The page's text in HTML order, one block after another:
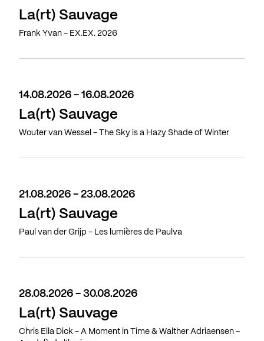
La(rt) Sauvage
Frank Yvan - EX.EX. 2026
14.08.2026 - 16.08.2026
La(rt) Sauvage
Wouter van Wessel - The Sky is a Hazy Shade of Winter
21.08.2026 - 23.08.2026
La(rt) Sauvage
Paul van der Grijp - Les lumières de Paulva
28.08.2026 - 30.08.2026
La(rt) Sauvage
Chris Ella Dick - A Moment in Time & Walther Adriaensen -